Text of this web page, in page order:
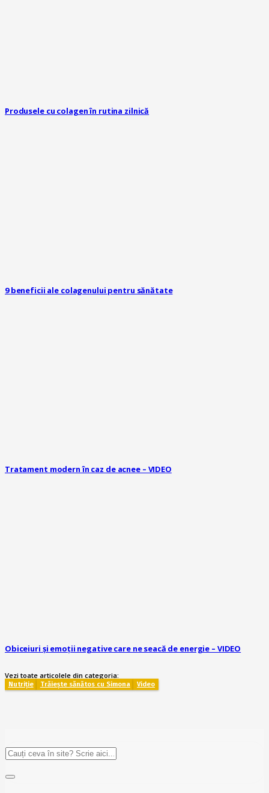
Produsele cu colagen în rutina zilnică
9 beneficii ale colagenului pentru sănătate
Tratament modern în caz de acnee – VIDEO
Obiceiuri și emoții negative care ne seacă de energie – VIDEO
Vezi toate articolele din categoria:
Nutriție Trăiește sănătos cu Simona Video